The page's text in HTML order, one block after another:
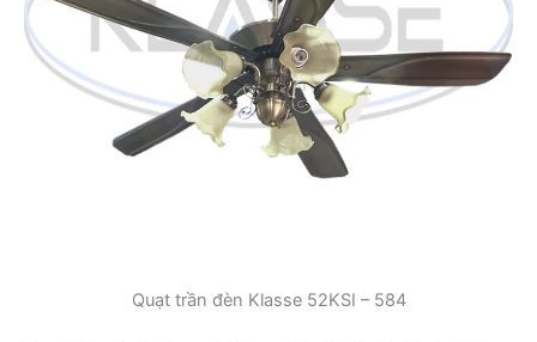
Quạt trần đèn Klasse 52KSI – 584